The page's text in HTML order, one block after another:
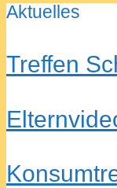
Aktuelles
Treffen